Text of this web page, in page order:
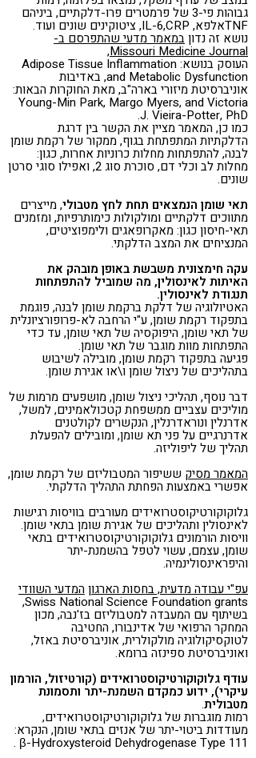
גבוהות פי-3 של פרמטרים פרו-דלקתיים, ביניהם
TNFאלפא, IL-6,CRP, ציטוקינים שונים ועוד.
נושא זה נדוןבמאמר מדעי שהתפרסם ב-
Missouri Medicine Journal
,
העוסק בנושא: Adipose Tissue Inflammation
and Metabolic Dysfunction, באדיבות
אוניברסיטת מיזורי בארה"ב, מאת החוקרות הבאות:
Young-Min Park, Margo Myers, and Victoria
J. Vieira-Potter, PhD.
כמו כן, המאמר מציין את הקשר בין דרגת
הדלקתיות המתפתחת בגוף, ממקור של רקמת שומן
לבנה, להתפתחות מחלות כרוניות אחרות, כגון:
מחלות לב וכלי דם, סוכרת סוג 2, ואפילו סוגי סרטן
שונים.
תאי שומן הנמצאים תחת לחץ מטבולי, מייצרים
מתווכים דלקתיים ומולקולות כימותרפיות, ומזמנים
תאי-חיסון כגון: מאקרופאגים ולימפוציטים,
המנציחים את המצב הדלקתי.
עקה חימצונית משבשת באופן מובהק את
האיתות לאינסולין, מה שמוביל להתפתחות
תנגודת לאינסולין.
האטיולוגיה של דלקת ברקמת שומן לבנה, פוגמת
בתפקוד רקמת שומן, ע"י הרחבה לא-פרופורציונלית
של תאי שומן, היפוקסיה של תאי שומן, עד כדי
התפתחות מוות מוגבר של תאי שומן.
פגיעה בתפקוד רקמת שומן, מובילה לשיבוש
בתהליכים של ניצול שומן ו\או אגירת שומן.
דבר נוסף, תהליכי ניצול שומן, מושפעים מרמות של
מוליכים עצביים ממשפחת קטכולאמינים, למשל,
אדרנלין ונוראדרנלין, הנקשרים לקולטנים
אדרנרגיים על פני תא שומן, ומובילים להפעלת
תהליך של ליפוליזה.
המאמר מסיק ששיפור המטבוליזם של רקמת שומן,
אפשרי באמצעות הפחתת התהליך הדלקתי.
גלוקוקורטיקוסטרואידים מעורבים בוויסות רגישות
לאינסולין ותהליכים של אגירת שומן בתאי שומן.
וויסות הורמונים גלוקוקורטיקוסטרואידים בתאי
שומן, עצמם, עשוי לטפל בהשמנת-יתר
והיפראינסולינמיה.
עפ"י עבודה מדעית, בחסות הארגון המדעי השוודי
Swiss National Science Foundation grants,
בשיתוף עם המעבדה למטבוליזם בז'נבה, מכון
המחקר הרפואי של אדינבורו, החטיבה
לטוקסיקולוגיה מולקולרית, אוניברסיטת באזל,
ואוניברסיטת ספינזה ברומא.
עודף גלוקוקורטיקוסטרואידים (קורטיזול, הורמון
עיקרי), ידוע כמקדם השמנת-יתר ותסמונת
מטבולית.
רמות מוגברות של גלוקוקורטיקוסטרואידים,
מעודדות ביטוי-יתר של אנזים בתאי שומן, הנקרא:
β-Hydroxysteroid Dehydrogenase Type 111 .